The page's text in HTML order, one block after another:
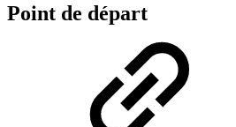
Point de départ